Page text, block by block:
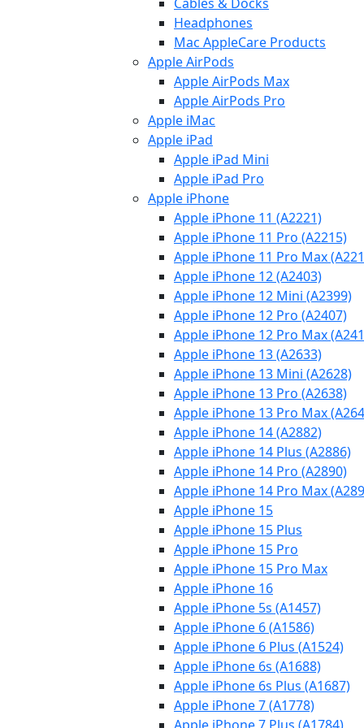
Headphones
Mac AppleCare Products
Apple AirPods
Apple AirPods Max
Apple AirPods Pro
Apple iMac
Apple iPad
Apple iPad Mini
Apple iPad Pro
Apple iPhone
Apple iPhone 11 (A2221)
Apple iPhone 11 Pro (A2215)
Apple iPhone 11 Pro Max
Apple iPhone 12 (A2403)
Apple iPhone 12 Mini (A2399)
Apple iPhone 12 Pro (A2407)
Apple iPhone 12 Pro Max
Apple iPhone 13 (A2633)
Apple iPhone 13 Mini (A2628)
Apple iPhone 13 Pro (A2638)
Apple iPhone 13 Pro Max
Apple iPhone 14 (A2882)
Apple iPhone 14 Plus (A2886)
Apple iPhone 14 Pro (A2890)
Apple iPhone 14 Pro Max
Apple iPhone 15
Apple iPhone 15 Plus
Apple iPhone 15 Pro
Apple iPhone 15 Pro Max
Apple iPhone 16
Apple iPhone 5s (A1457)
Apple iPhone 6 (A1586)
Apple iPhone 6 Plus (A1524)
Apple iPhone 6s (A1688)
Apple iPhone 6s Plus (A1687)
Apple iPhone 7 (A1778)